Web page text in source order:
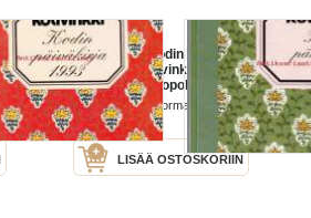
1993.
Kotivinkki - Kodin päiväkirja 1995.
Täynnä hyviä vinkkejä, reseptejä,
kodin kirjanpitopohja, viherkasvit
ilmanpuhdistajina, säästövinkkejä
jne.
Kustannus Oy Forma 1994
Hinta:
3,95 €
LISÄÄ OSTOSKORIIN